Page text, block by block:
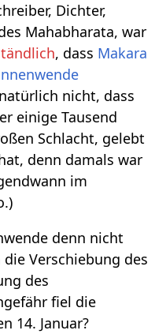
Dichter,
Mahabharata, war
, dass Makara
nicht, dass
einige Tausend
Schlacht, gelebt
denn damals war
im
denn nicht
die Verschiebung des
des
fiel die
14. Januar?